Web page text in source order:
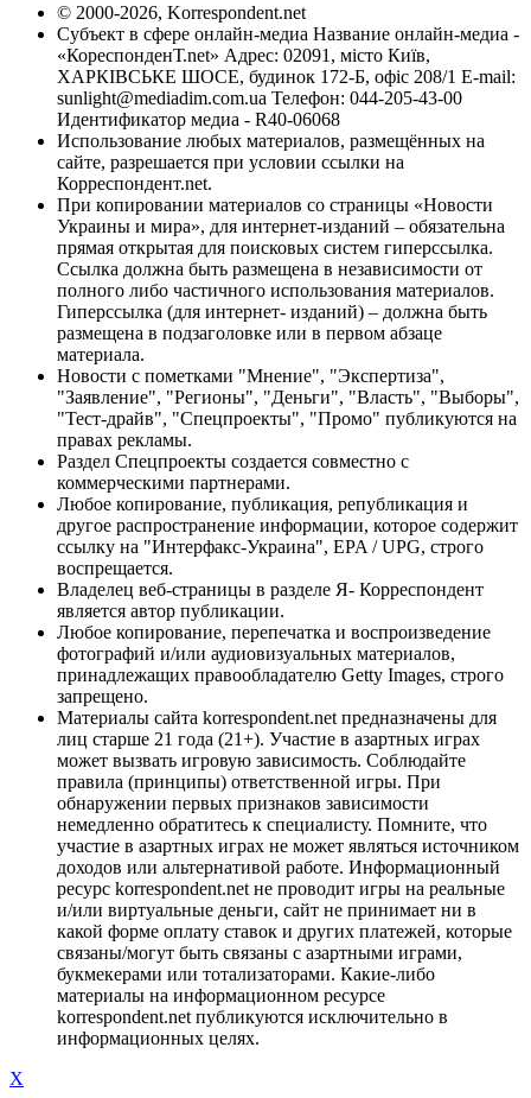
© 2000-2026, Korrespondent.net
Субъект в сфере онлайн-медиа Название онлайн-медиа -
«КореспонденТ.net» Адрес: 02091, місто Київ,
ХАРКІВСЬКЕ ШОСЕ, будинок 172-Б, офіс 208/1 E-mail:
sunlight@mediadim.com.ua Телефон: 044-205-43-00
Идентификатор медиа - R40-06068
Использование любых материалов, размещённых на
сайте, разрешается при условии ссылки на
Корреспондент.net.
При копировании материалов со страницы «Новости
Украины и мира», для интернет-изданий – обязательна
прямая открытая для поисковых систем гиперссылка.
Ссылка должна быть размещена в независимости от
полного либо частичного использования материалов.
Гиперссылка (для интернет- изданий) – должна быть
размещена в подзаголовке или в первом абзаце
материала.
Новости с пометками "Мнение", "Экспертиза",
"Заявление", "Регионы", "Деньги", "Власть", "Выборы",
"Тест-драйв", "Спецпроекты", "Промо" публикуются на
правах рекламы.
Раздел Спецпроекты создается совместно с
коммерческими партнерами.
Любое копирование, публикация, републикация и
другое распространение информации, которое содержит
ссылку на "Интерфакс-Украина", EPA / UPG, строго
воспрещается.
Владелец веб-страницы в разделе Я- Корреспондент
является автор публикации.
Любое копирование, перепечатка и воспроизведение
фотографий и/или аудиовизуальных материалов,
принадлежащих правообладателю Getty Images, строго
запрещено.
Материалы сайта korrespondent.net предназначены для
лиц старше 21 года (21+). Участие в азартных играх
может вызвать игровую зависимость. Соблюдайте
правила (принципы) ответственной игры. При
обнаружении первых признаков зависимости
немедленно обратитесь к специалисту. Помните, что
участие в азартных играх не может являться источником
доходов или альтернативой работе. Информационный
ресурс korrespondent.net не проводит игры на реальные
и/или виртуальные деньги, сайт не принимает ни в
какой форме оплату ставок и других платежей, которые
связаны/могут быть связаны с азартными играми,
букмекерами или тотализаторами. Какие-либо
материалы на информационном ресурсе
korrespondent.net публикуются исключительно в
информационных целях.
X